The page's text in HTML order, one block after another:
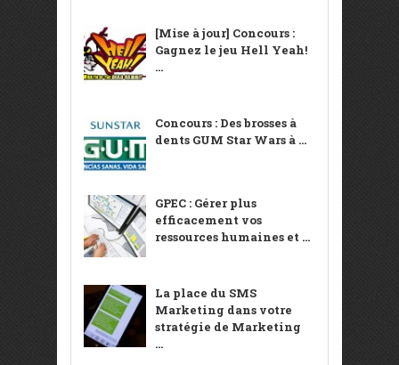
[Mise à jour] Concours :
Gagnez le jeu Hell Yeah!
...
Concours : Des brosses à
dents GUM Star Wars à ...
GPEC : Gérer plus
efficacement vos
ressources humaines et ...
La place du SMS
Marketing dans votre
stratégie de Marketing
...